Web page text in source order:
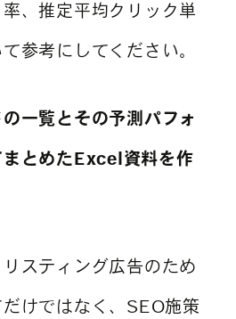
、推定平均クリック単
参考にしてください。
一覧とその予測パフォ
まとめたExcel資料を作
スティング広告のため
けではなく、SEO施策